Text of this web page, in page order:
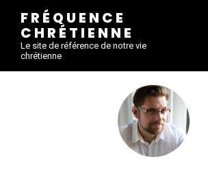
FRÉQUENCE
CHRÉTIENNE
Le site de référence de notre vie
chrétienne